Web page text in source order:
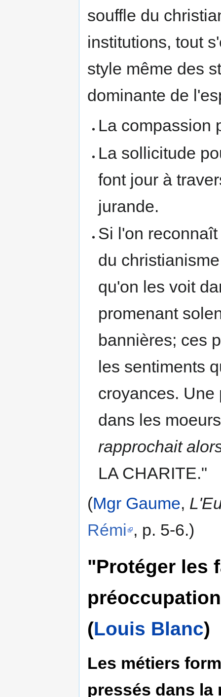
souffle du
institutions, tout
style même des
dominante de
La compassion
La sollicitude
font jour à
jurande.
Si l'on
du
qu'on les voit
promenant
bannières; ces
les sentiments
croyances. Une
dans les
rapprochait
LA CHARITE."
(Mgr Gaume,
Rémi , p. 5-6.)
"Protéger les
(Louis Blanc)
Les métiers
pressés dans la